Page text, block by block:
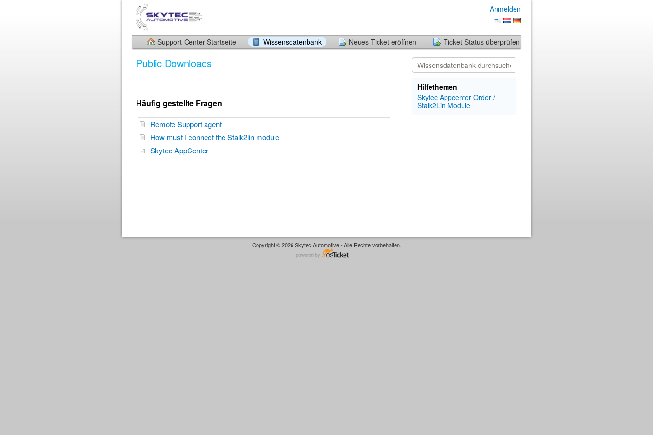
Anmelden
Support-Center-Startseite Wissensdatenbank Neues Ticket eröffnen Ticket-Status überprüfen
Public Downloads
Häufig gestellte Fragen
Remote Support agent
How must I connect the Stalk2lin module
Skytec AppCenter
Hilfethemen
Skytec Appcenter Order /
Stalk2Lin Module
Copyright © 2026 Skytec Automotive - Alle Rechte vorbehalten.